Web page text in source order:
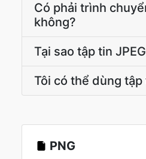
Có phải trình
không?
Tại sao tập tin
Tôi có thể dùng
PNG